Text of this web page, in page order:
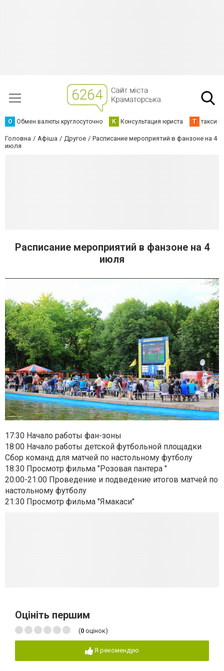
О Обмен валюты круглосуточно К Консультация юриста Т такси
Головна Афіша Другое
Расписание мероприятий в фанзоне на 4
июля
Расписание мероприятий в фанзоне на 4
июля
17:30 Начало работы фан-зоны
18:00 Начало работы детской футбольной площадки
Сбор команд для матчей по настольному футболу
18:30 Просмотр фильма "Розовая пантера "
20:00-21:00 Проведение и подведение итогов матчей по
настольному футболу
21:30 Просмотр фильма "Ямакаси"
Оцініть першим
(0 оцінок)
Я рекомендую